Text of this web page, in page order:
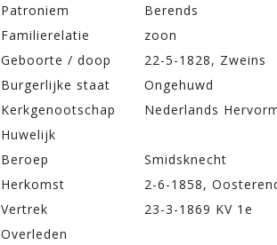
Patroniem
Berends
Familierelatie
zoon
Geboorte / doop
22-5-1828, Zweins
Burgerlijke staat
Ongehuwd
Kerkgenootschap
Nederlands
Huwelijk
Beroep
Smidsknecht
Herkomst
2-6-1858,
Vertrek
23-3-1869 KV 1e
Overleden